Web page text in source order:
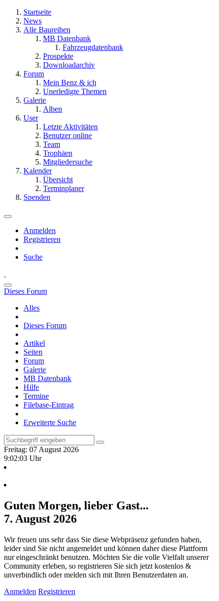
Startseite
News
Alle Baureihen
MB Datenbank
Fahrzeugdatenbank
Prospekte
Downloadarchiv
Forum
Mein Benz & ich
Unerledigte Themen
Galerie
Alben
User
Letzte Aktivitäten
Benutzer online
Team
Trophäen
Mitgliedersuche
Kalender
Übersicht
Terminplaner
Spenden
Anmelden
Registrieren
Suche
Dieses Forum
Alles
Dieses Forum
Artikel
Seiten
Forum
Galerie
MB Datenbank
Hilfe
Termine
Filebase-Eintrag
Erweiterte Suche
Freitag: 07 August 2026
9:02:03 Uhr
Guten Morgen, lieber Gast...
7. August 2026
Wir freuen uns sehr dass Sie diese Webpräsenz gefunden haben,
leider sind Sie nicht angemeldet und können daher diese Plattform
nur eingeschränkt benutzen. Möchten Sie die volle Vielfalt unserer
Community erleben, so registrieren Sie sich jetzt kostenlos &
unverbindlich oder melden sich mit Ihren Benutzerdaten an.
Anmelden Registrieren